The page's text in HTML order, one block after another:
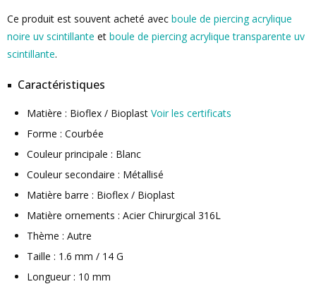
Ce produit est souvent acheté avec boule de piercing acrylique
noire uv scintillante et boule de piercing acrylique transparente uv
scintillante.
Caractéristiques
Matière : Bioflex / Bioplast Voir les certificats
Forme : Courbée
Couleur principale : Blanc
Couleur secondaire : Métallisé
Matière barre : Bioflex / Bioplast
Matière ornements : Acier Chirurgical 316L
Thème : Autre
Taille : 1.6 mm / 14 G
Longueur : 10 mm